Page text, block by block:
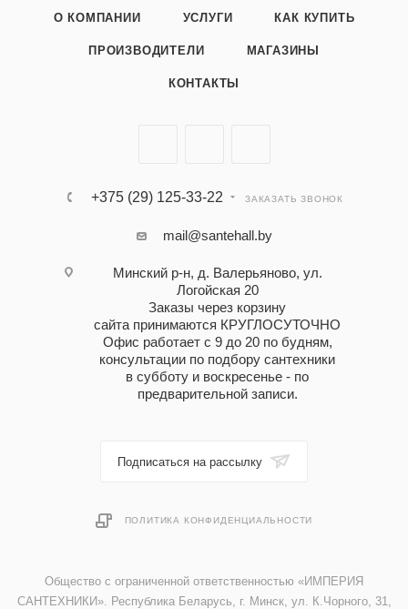
О КОМПАНИИ УСЛУГИ КАК КУПИТЬ
ПРОИЗВОДИТЕЛИ МАГАЗИНЫ
КОНТАКТЫ
+375 (29) 125-33-22 ЗАКАЗАТЬ ЗВОНОК
mail@santehall.by
Минский р-н, д. Валерьяново, ул.
Логойская 20
Заказы через корзину
сайта принимаются КРУГЛОСУТОЧНО
Офис работает с 9 до 20 по будням,
консультации по подбору сантехники
в субботу и воскресенье - по
предварительной записи.
Подписаться на рассылку
ПОЛИТИКА КОНФИДЕНЦИАЛЬНОСТИ
Общество с ограниченной ответственностью «ИМПЕРИЯ
САНТЕХНИКИ». Республика Беларусь, г. Минск, ул. К.Чорного, 31,